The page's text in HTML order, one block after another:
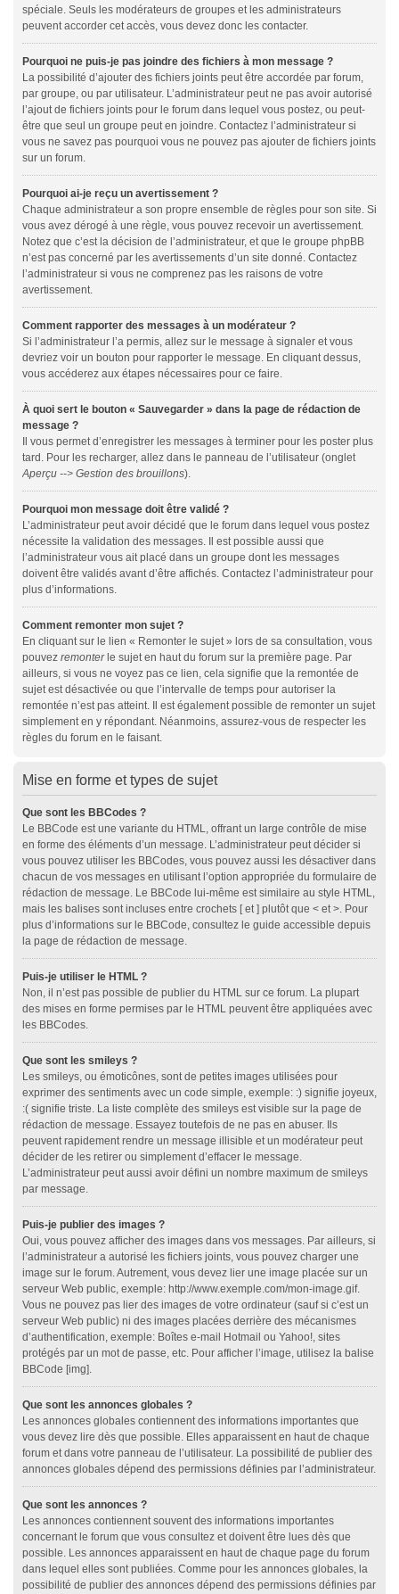
spéciale. Seuls les modérateurs de groupes et les administrateurs
peuvent accorder cet accès, vous devez donc les contacter.
Pourquoi ne puis-je pas joindre des fichiers à mon message ?
La possibilité d’ajouter des fichiers joints peut être accordée par forum,
par groupe, ou par utilisateur. L’administrateur peut ne pas avoir autorisé
l’ajout de fichiers joints pour le forum dans lequel vous postez, ou peut-
être que seul un groupe peut en joindre. Contactez l’administrateur si
vous ne savez pas pourquoi vous ne pouvez pas ajouter de fichiers joints
sur un forum.
Pourquoi ai-je reçu un avertissement ?
Chaque administrateur a son propre ensemble de règles pour son site. Si
vous avez dérogé à une règle, vous pouvez recevoir un avertissement.
Notez que c’est la décision de l’administrateur, et que le groupe phpBB
n’est pas concerné par les avertissements d’un site donné. Contactez
l’administrateur si vous ne comprenez pas les raisons de votre
avertissement.
Comment rapporter des messages à un modérateur ?
Si l’administrateur l’a permis, allez sur le message à signaler et vous
devriez voir un bouton pour rapporter le message. En cliquant dessus,
vous accéderez aux étapes nécessaires pour ce faire.
À quoi sert le bouton « Sauvegarder » dans la page de rédaction de
message ?
Il vous permet d’enregistrer les messages à terminer pour les poster plus
tard. Pour les recharger, allez dans le panneau de l’utilisateur (onglet
Aperçu --> Gestion des brouillons).
Pourquoi mon message doit être validé ?
L’administrateur peut avoir décidé que le forum dans lequel vous postez
nécessite la validation des messages. Il est possible aussi que
l’administrateur vous ait placé dans un groupe dont les messages
doivent être validés avant d’être affichés. Contactez l’administrateur pour
plus d’informations.
Comment remonter mon sujet ?
En cliquant sur le lien « Remonter le sujet » lors de sa consultation, vous
pouvez remonterle sujet en haut du forum sur la première page. Par
ailleurs, si vous ne voyez pas ce lien, cela signifie que la remontée de
sujet est désactivée ou que l’intervalle de temps pour autoriser la
remontée n’est pas atteint. Il est également possible de remonter un sujet
simplement en y répondant. Néanmoins, assurez-vous de respecter les
règles du forum en le faisant.
Mise en forme et types de sujet
Que sont les BBCodes ?
Le BBCode est une variante du HTML, offrant un large contrôle de mise
en forme des éléments d’un message. L’administrateur peut décider si
vous pouvez utiliser les BBCodes, vous pouvez aussi les désactiver dans
chacun de vos messages en utilisant l’option appropriée du formulaire de
rédaction de message. Le BBCode lui-même est similaire au style HTML,
mais les balises sont incluses entre crochets [ et ] plutôt que < et >. Pour
plus d’informations sur le BBCode, consultez le guide accessible depuis
la page de rédaction de message.
Puis-je utiliser le HTML ?
Non, il n’est pas possible de publier du HTML sur ce forum. La plupart
des mises en forme permises par le HTML peuvent être appliquées avec
les BBCodes.
Que sont les smileys ?
Les smileys, ou émoticônes, sont de petites images utilisées pour
exprimer des sentiments avec un code simple, exemple: :) signifie joyeux,
:( signifie triste. La liste complète des smileys est visible sur la page de
rédaction de message. Essayez toutefois de ne pas en abuser. Ils
peuvent rapidement rendre un message illisible et un modérateur peut
décider de les retirer ou simplement d’effacer le message.
L’administrateur peut aussi avoir défini un nombre maximum de smileys
par message.
Puis-je publier des images ?
Oui, vous pouvez afficher des images dans vos messages. Par ailleurs, si
l’administrateur a autorisé les fichiers joints, vous pouvez charger une
image sur le forum. Autrement, vous devez lier une image placée sur un
serveur Web public, exemple: http://www.exemple.com/mon-image.gif.
Vous ne pouvez pas lier des images de votre ordinateur (sauf si c’est un
serveur Web public) ni des images placées derrière des mécanismes
d’authentification, exemple: Boîtes e-mail Hotmail ou Yahoo!, sites
protégés par un mot de passe, etc. Pour afficher l’image, utilisez la balise
BBCode [img].
Que sont les annonces globales ?
Les annonces globales contiennent des informations importantes que
vous devez lire dès que possible. Elles apparaissent en haut de chaque
forum et dans votre panneau de l’utilisateur. La possibilité de publier des
annonces globales dépend des permissions définies par l’administrateur.
Que sont les annonces ?
Les annonces contiennent souvent des informations importantes
concernant le forum que vous consultez et doivent être lues dès que
possible. Les annonces apparaissent en haut de chaque page du forum
dans lequel elles sont publiées. Comme pour les annonces globales, la
possibilité de publier des annonces dépend des permissions définies par